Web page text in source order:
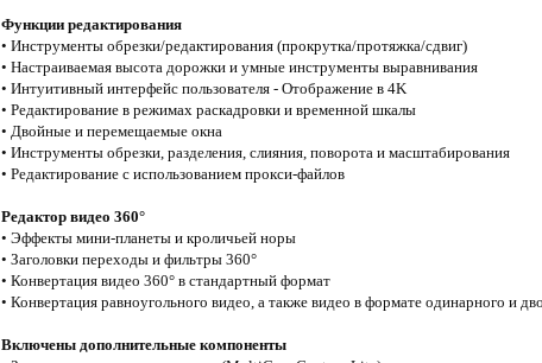
Функции редактирования
• Инструменты обрезки/редактирования (прокрутка/протяжка/сдвиг)
• Настраиваемая высота дорожки и умные инструменты выравнивания
• Интуитивный интерфейс пользователя - Отображение в 4K
• Редактирование в режимах раскадровки и временной шкалы
• Двойные и перемещаемые окна
• Инструменты обрезки, разделения, слияния, поворота и масштабирования
• Редактирование с использованием прокси-файлов
Редактор видео 360°
• Эффекты мини-планеты и кроличьей норы
• Заголовки переходы и фильтры 360°
• Конвертация видео 360° в стандартный формат
• Конвертация равноугольного видео, а также видео в формате одинарного и
Включены дополнительные компоненты